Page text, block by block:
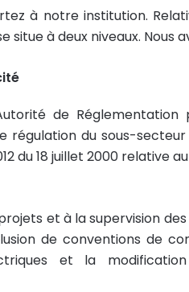
à notre institution.
situe à deux niveaux. Nous
de
régulation du sous-
du 18 juillet 2000 relative
et à la supervision
de conventions de
et la modification